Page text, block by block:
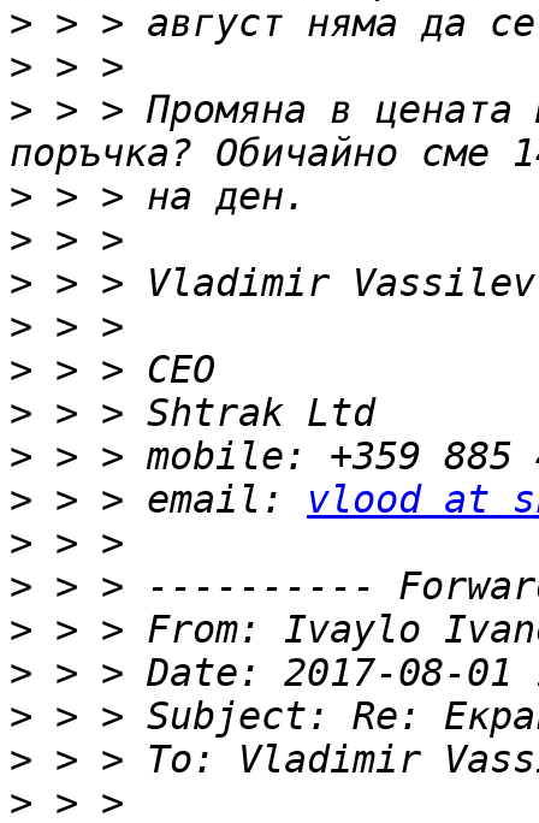
>
>
> > > Промяна в цената
>
>
>
>
>
>
>
> > > email: vlood at
>
>
> > > From: Ivaylo
>
>
> > > To: Vladimir
>